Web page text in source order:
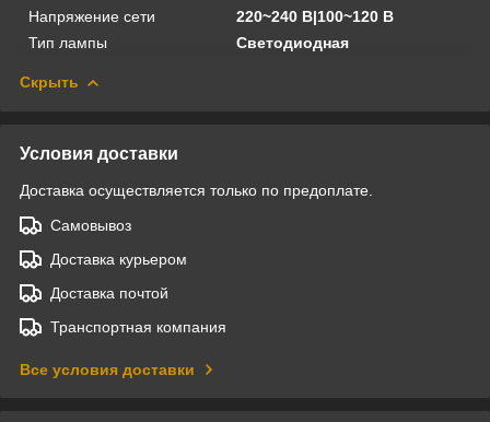
Напряжение сети
220~240 В|100~120 В
Тип лампы
Светодиодная
Скрыть
Условия доставки
Доставка осуществляется только по предоплате.
Самовывоз
Доставка курьером
Доставка почтой
Транспортная компания
Все условия доставки